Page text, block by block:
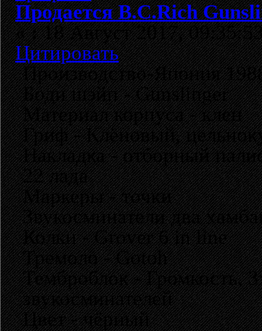
Продается B.C.Rich
«:18 Август 2017,
Цитировать
Производство-Япония
Боди шэйп - Gunslinger
Материал корпуса - клен
Гриф - Клёновый,
Накладка - отборный
22 лада
Маркеры - точки
Звукосминатели два
Колки - Grover 6 in line
Тремоло - Gotoh
Темброблок - Громкость,
звукосминателей
Цвет - чёрный